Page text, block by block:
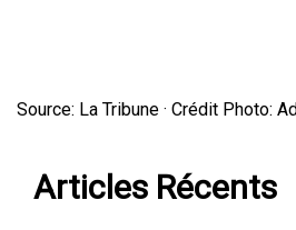
Source: La Tribune · Crédit Photo:
Articles Récents